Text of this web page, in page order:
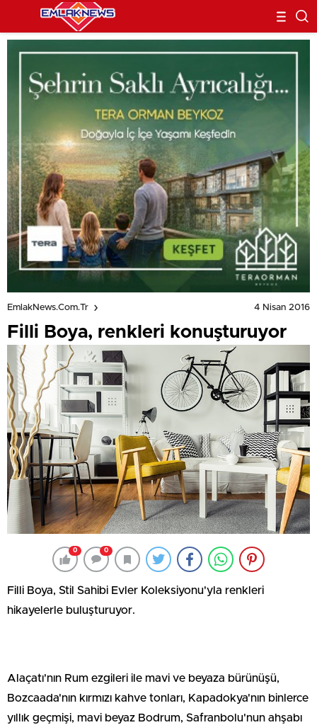
EmlakNews.com.tr 4 Nisan 2016
Filli Boya, renkleri konuşturuyor
0 0
Filli Boya, Stil Sahibi Evler Koleksiyonu'yla renkleri
hikayelerle buluşturuyor.
Alaçatı'nın Rum ezgileri ile mavi ve beyaza bürünüşü,
Bozcaada'nın kırmızı kahve tonları, Kapadokya'nın binlerce
yıllık geçmişi, mavi beyaz Bodrum, Safranbolu'nun ahşabı